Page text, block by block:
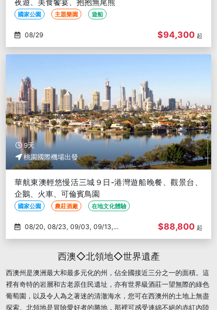
夜遊、美食饗宴、抱抱無尾熊
國家公園 主題樂園 遊船
08/29 $94,300 起
9天
桃園國際機場出發
華航東澳輕悠慢活三城９日-港灣遊船晚餐、觀景台、
企鵝、火車、可倫賓鳥園
國家公園 農莊酒廠 在地文化體驗
09/24
$88,800 起
西澳◇北領地◇世界遺產
西澳州是澳洲最大和最多元化的州，佔全國接近三分之一的面積。這
裡有奇特的岩層和古老原住民遺址，亦有世界級酒莊一望無際的綠色
葡萄園，以及令人為之著迷的清澈海水，您可在西澳州的土地上無盡
探索。北領地是冒險愛好者的勝地，那裡可感受連綿不絕的赤紅內陸